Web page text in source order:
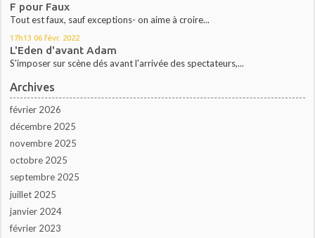
F pour Faux
Tout est faux, sauf exceptions- on aime à croire...
17h13 06 févr. 2022
L'Eden d'avant Adam
S'imposer sur scène dés avant l'arrivée des spectateurs,...
Archives
février 2026
décembre 2025
novembre 2025
octobre 2025
septembre 2025
juillet 2025
janvier 2024
février 2023